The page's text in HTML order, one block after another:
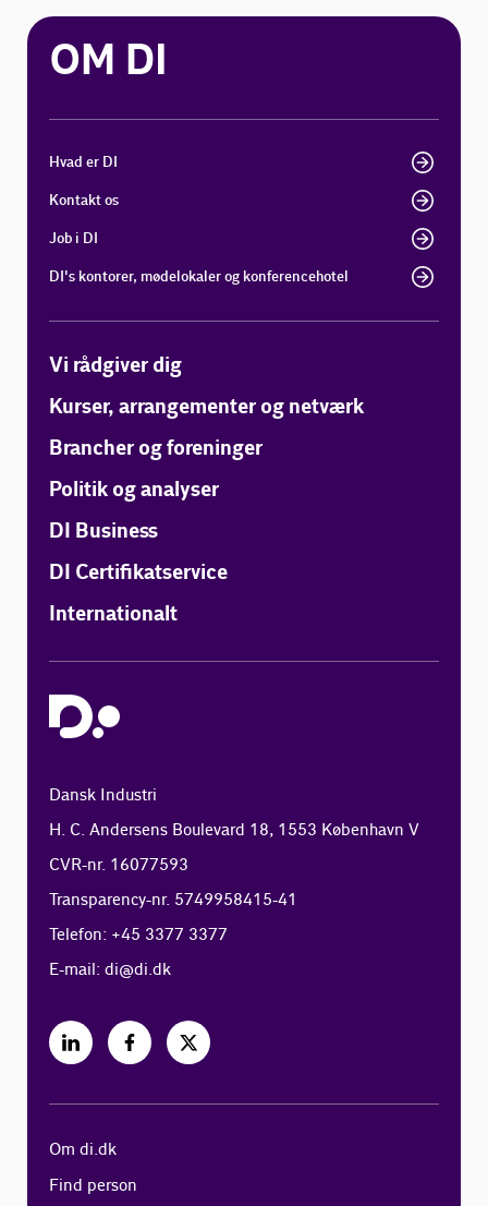
OM DI
Hvad er DI
Kontakt os
Job i DI
DI's kontorer, mødelokaler og konferencehotel
Vi rådgiver dig
Kurser, arrangementer og netværk
Brancher og foreninger
Politik og analyser
DI Business
DI Certifikatservice
Internationalt
Dansk Industri
H. C. Andersens Boulevard 18, 1553 København V
CVR-nr. 16077593
Transparency-nr. 5749958415-41
Telefon: +45 3377 3377
E-mail:di@di.dk
Om di.dk
Find person